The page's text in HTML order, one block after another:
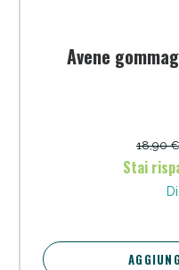
Avene
18,90 €
Stai